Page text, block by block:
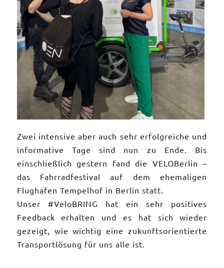
Zwei intensive aber auch sehr erfolgreiche und
informative Tage sind nun zu Ende. Bis
einschließlich gestern fand die VELOBerlin –
das Fahrradfestival auf dem ehemaligen
Flughafen Tempelhof in Berlin statt.
Unser #VeloBRING hat ein sehr positives
Feedback erhalten und es hat sich wieder
gezeigt, wie wichtig eine zukunftsorientierte
Transportlösung für uns alle ist.